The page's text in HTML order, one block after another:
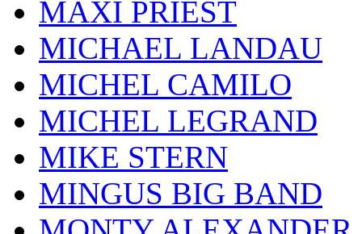
MAXI PRIEST
MICHAEL LANDAU
MICHEL CAMILO
MICHEL LEGRAND
MIKE STERN
MINGUS BIG BAND